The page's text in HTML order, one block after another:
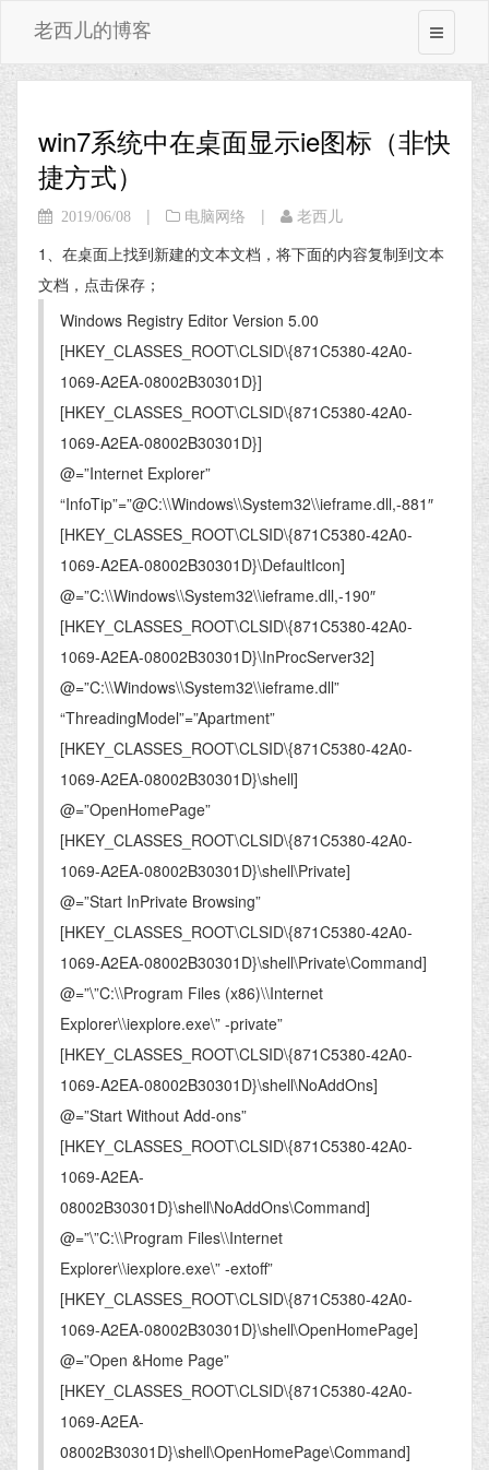
老西儿的博客
win7系统中在桌面显示ie图标（非快
捷方式）
2019/06/08 | 电脑网络 | 老西儿
1、在桌面上找到新建的文本文档，将下面的内容复制到文本
文档，点击保存；
Windows Registry Editor Version 5.00
[HKEY_CLASSES_ROOT\CLSID\{871C5380-42A0-
1069-A2EA-08002B30301D}]
[HKEY_CLASSES_ROOT\CLSID\{871C5380-42A0-
1069-A2EA-08002B30301D}]
@=”Internet Explorer”
“InfoTip”=”@C:\\Windows\\System32\\ieframe.dll,-881″
[HKEY_CLASSES_ROOT\CLSID\{871C5380-42A0-
1069-A2EA-08002B30301D}\DefaultIcon]
@=”C:\\Windows\\System32\\ieframe.dll,-190″
[HKEY_CLASSES_ROOT\CLSID\{871C5380-42A0-
1069-A2EA-08002B30301D}\InProcServer32]
@=”C:\\Windows\\System32\\ieframe.dll”
“ThreadingModel”=”Apartment”
[HKEY_CLASSES_ROOT\CLSID\{871C5380-42A0-
1069-A2EA-08002B30301D}\shell]
@=”OpenHomePage”
[HKEY_CLASSES_ROOT\CLSID\{871C5380-42A0-
1069-A2EA-08002B30301D}\shell\Private]
@=”Start InPrivate Browsing”
[HKEY_CLASSES_ROOT\CLSID\{871C5380-42A0-
1069-A2EA-08002B30301D}\shell\Private\Command]
@=”\”C:\\Program Files (x86)\\Internet
Explorer\\iexplore.exe\” -private”
[HKEY_CLASSES_ROOT\CLSID\{871C5380-42A0-
1069-A2EA-08002B30301D}\shell\NoAddOns]
@=”Start Without Add-ons”
[HKEY_CLASSES_ROOT\CLSID\{871C5380-42A0-
1069-A2EA-
08002B30301D}\shell\NoAddOns\Command]
@=”\”C:\\Program Files\\Internet
Explorer\\iexplore.exe\” -extoff”
[HKEY_CLASSES_ROOT\CLSID\{871C5380-42A0-
1069-A2EA-08002B30301D}\shell\OpenHomePage]
@=”Open &Home Page”
[HKEY_CLASSES_ROOT\CLSID\{871C5380-42A0-
1069-A2EA-
08002B30301D}\shell\OpenHomePage\Command]